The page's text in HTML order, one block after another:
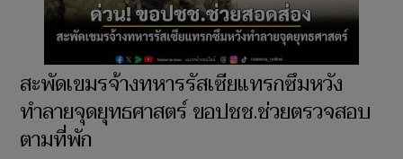
สะพัดเขมรจ้างทหารรัสเซียแทรกซึมหวัง
ทำลายจุดยุทธศาสตร์ ขอปชช.ช่วยตรวจสอบ
ตามที่พัก